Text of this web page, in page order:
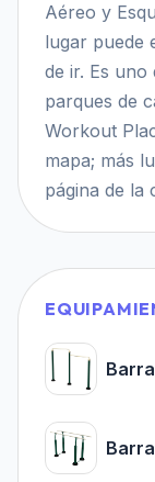
Aéreo y
lugar puede
de ir. Es uno
parques de
Workout
mapa; más
página de la